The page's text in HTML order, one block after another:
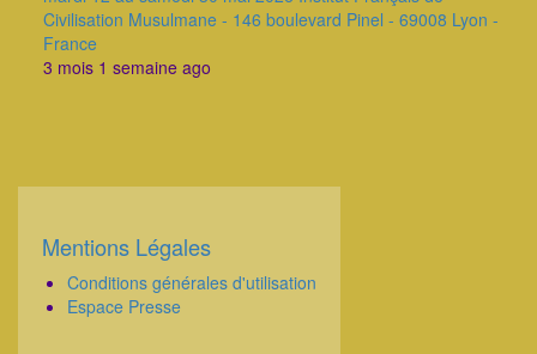
Civilisation Musulmane - 146 boulevard Pinel - 69008 Lyon -
France
3 mois 1 semaine ago
Corps
Mentions Légales
Conditions générales d'utilisation
Espace Presse